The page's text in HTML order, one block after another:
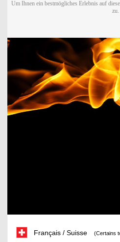
Um Ihnen ein bestmögliches Erlebnis auf
Français / Suisse (Certains